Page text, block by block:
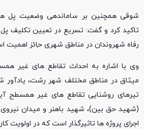
شوقی همچنین بر ساماندهی وضعیت پل
تاکید کرد و گفت: تسریع در تعیین تکلیف پل
رفاه شهروندان در مناطق شهری حاِئز اهمیت
وی با اشاره به احداث تقاطع های غیر
میثاق در مناطق مختلف شهر رشت،
تیرهای روشنایی تقاطع های غیر همسطح
اجرای پروژه ها تاثیرگذار است که در اولویت